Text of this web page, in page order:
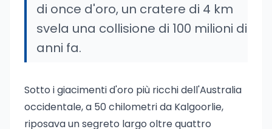
di once d'oro, un cratere di 4 km
svela una collisione di 100 milioni di
anni fa.
Sotto i giacimenti d'oro più ricchi dell'Australia
occidentale, a 50 chilometri da Kalgoorlie,
riposava un segreto largo oltre quattro